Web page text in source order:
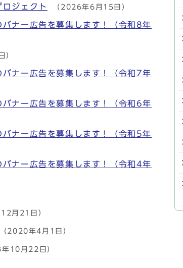
ジェクト （2026年6月15日）
バナー広告を募集します！（令和8年
）
バナー広告を募集します！（令和7年
バナー広告を募集します！（令和6年
バナー広告を募集します！（令和5年
バナー広告を募集します！（令和4年
月21日）
（2020年4月1日）
年10月22日）